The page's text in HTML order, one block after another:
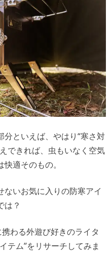
といえば、やはり“寒さ対
できれば、虫もいなく空気
適そのもの。
いお気に入りの防寒アイ
は？
わる外遊び好きのライタ
テム”をリサーチしてみま